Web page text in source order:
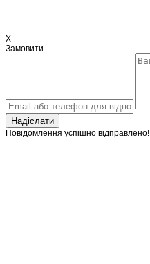
X
Замовити
Надіслати
Повідомлення успішно відправлено!